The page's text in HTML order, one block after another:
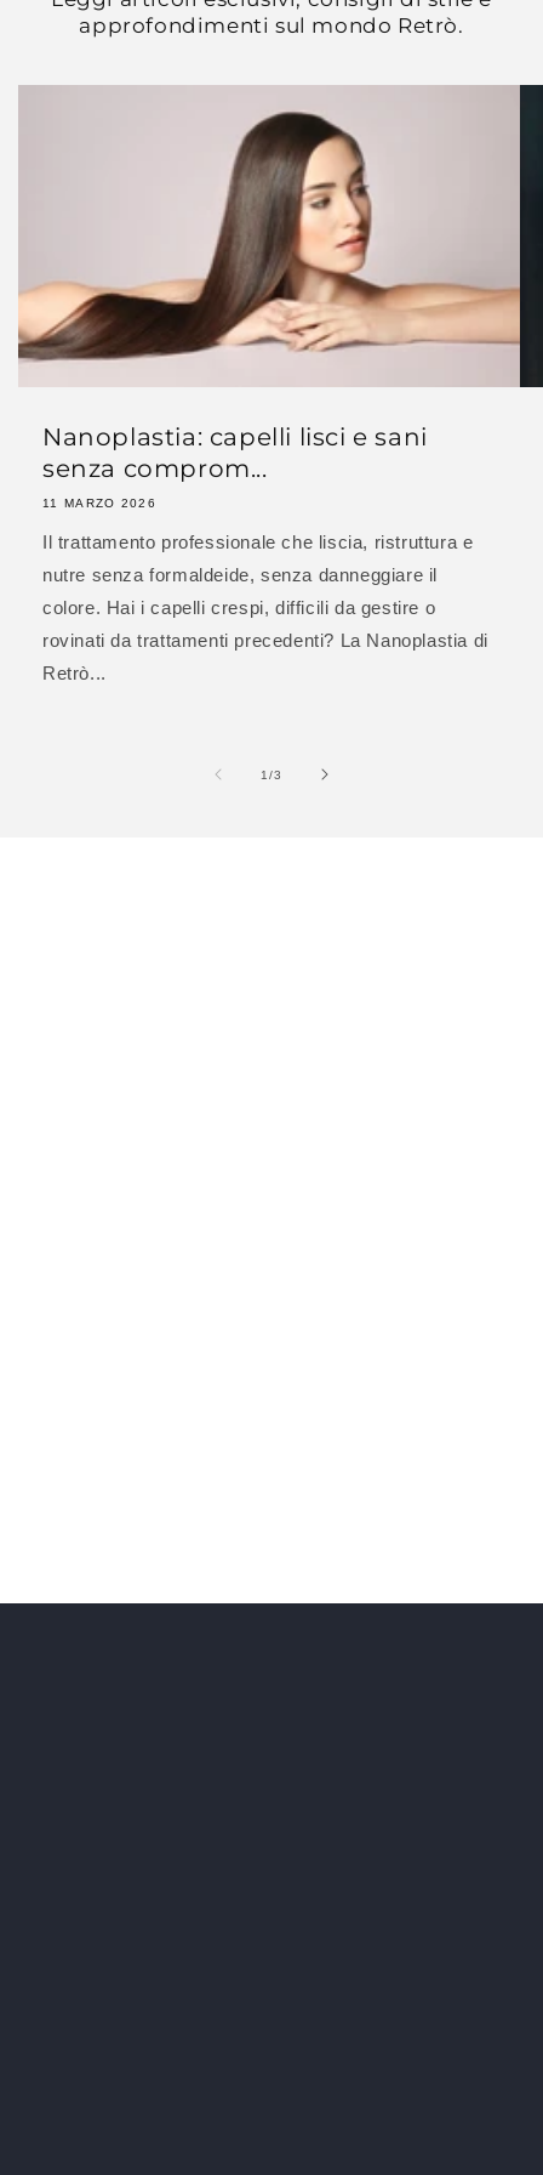
approfondimenti sul mondo Retrò.
Nanoplastia: capelli lisci e sani
senza comprom...
11 MARZO 2026
Il trattamento professionale che liscia, ristruttura e
nutre senza formaldeide, senza danneggiare il
colore. Hai i capelli crespi, difficili da gestire o
rovinati da trattamenti precedenti? La Nanoplastia di
Retrò...
1/su
3